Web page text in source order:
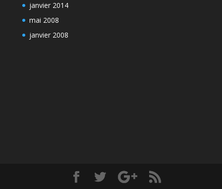
janvier 2014
mai 2008
janvier 2008